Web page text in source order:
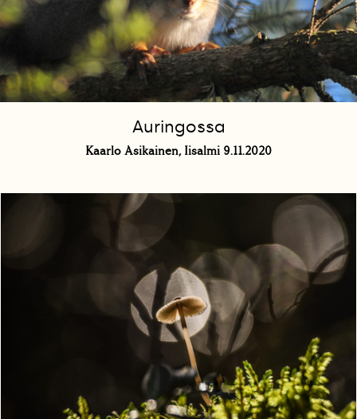
Auringossa
Kaarlo Asikainen, Iisalmi 9.11.2020